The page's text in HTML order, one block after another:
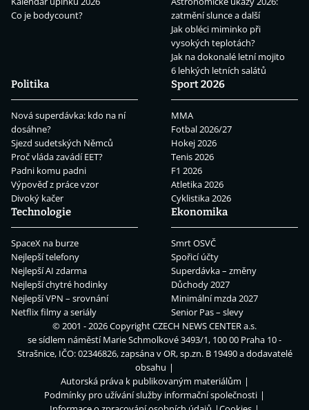
Co je bodycount?
zatmění slunce a další
Jak obléci miminko při
vysokých teplotách?
Jak na dokonalé letní mojito
6 lehkých letních salátů
Politika
Nová superdávka: kdo na ní
dosáhne?
Sjezd sudetských Němců
Proč vláda zavádí EET?
Padni komu padni
Výpověď z práce vzor
Divoký kačer
Sport 2026
MMA
Fotbal 2026/27
Hokej 2026
Tenis 2026
F1 2026
Atletika 2026
Cyklistika 2026
Technologie
SpaceX na burze
Nejlepší telefony
Nejlepší AI zdarma
Nejlepší chytré hodinky
Nejlepší VPN – srovnání
Netflix filmy a seriály
Ekonomika
Smrt OSVČ
Spořicí účty
Superdávka – změny
Důchody 2027
Minimální mzda 2027
Senior Pas – slevy
© 2001 - 2026 CopyrightCZECH NEWS CENTER a.s.
se sídlem náměstí Marie Schmolkové 3493/1, 100 00 Praha 10 -
Strašnice, IČO: 02346826, zapsána v OR, sp.zn. B 19490 a dodavatelé
obsahu
Autorská práva k publikovaným materiálům
Podmínky pro užívání služby informační společnosti